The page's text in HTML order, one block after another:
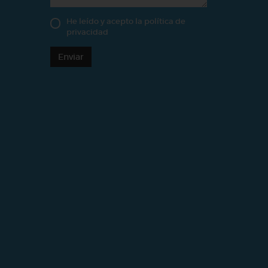
He leído y acepto la política de
privacidad
Enviar